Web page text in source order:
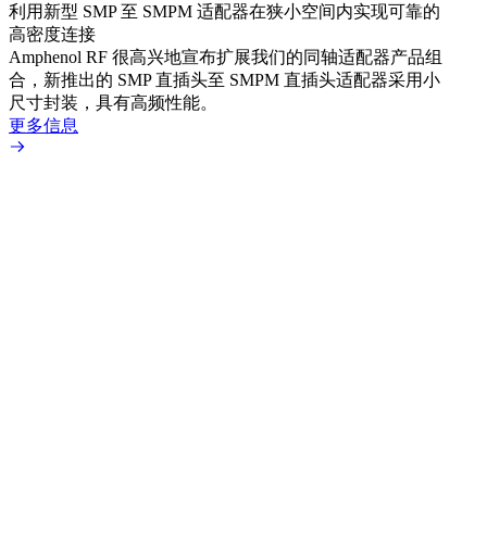
利用新型 SMP 至 SMPM 适配器在狭小空间内实现可靠的
高密度连接
Amphenol RF 很高兴地宣布扩展我们的同轴适配器产品组
合，新推出的 SMP 直插头至 SMPM 直插头适配器采用小
尺寸封装，具有高频性能。
更多信息